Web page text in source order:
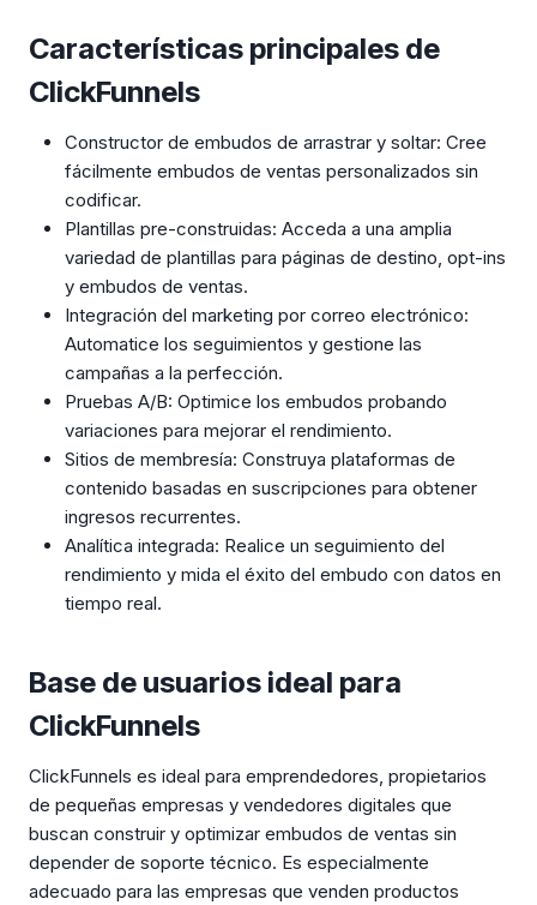
Características principales de
ClickFunnels
Constructor de embudos de arrastrar y soltar: Cree
fácilmente embudos de ventas personalizados sin
codificar.
Plantillas pre-construidas: Acceda a una amplia
variedad de plantillas para páginas de destino, opt-ins
y embudos de ventas.
Integración del marketing por correo electrónico:
Automatice los seguimientos y gestione las
campañas a la perfección.
Pruebas A/B: Optimice los embudos probando
variaciones para mejorar el rendimiento.
Sitios de membresía: Construya plataformas de
contenido basadas en suscripciones para obtener
ingresos recurrentes.
Analítica integrada: Realice un seguimiento del
rendimiento y mida el éxito del embudo con datos en
tiempo real.
Base de usuarios ideal para
ClickFunnels
ClickFunnels es ideal para emprendedores, propietarios
de pequeñas empresas y vendedores digitales que
buscan construir y optimizar embudos de ventas sin
depender de soporte técnico. Es especialmente
adecuado para las empresas que venden productos